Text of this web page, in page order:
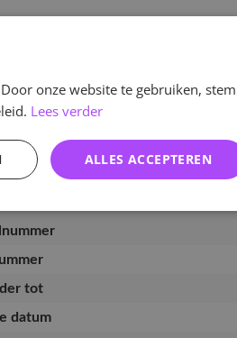
verzonden
tot
datum
onze website te gebruiken, stem
Lees verder
ALLES ACCEPTEREN